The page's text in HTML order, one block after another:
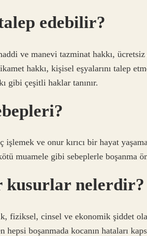
edebilir?
ve manevi tazminat hakkı,
hakkı, kişisel eşyalarını talep
gibi çeşitli haklar tanınır.
işlemek ve onur kırıcı bir hayat
muamele gibi sebeplerle boşanma
kusurlar nelerdir?
fiziksel, cinsel ve ekonomik şiddet
boşanmada kocanın hataları